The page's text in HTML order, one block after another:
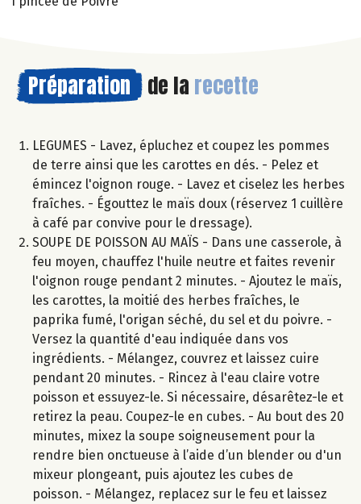
Préparation de la recette
LEGUMES - Lavez, épluchez et coupez les pommes
de terre ainsi que les carottes en dés. - Pelez et
émincez l'oignon rouge. - Lavez et ciselez les herbes
fraîches. - Égouttez le maïs doux (réservez 1 cuillère
à café par convive pour le dressage).
SOUPE DE POISSON AU MAÏS - Dans une casserole, à
feu moyen, chauffez l'huile neutre et faites revenir
l'oignon rouge pendant 2 minutes. - Ajoutez le maïs,
les carottes, la moitié des herbes fraîches, le
paprika fumé, l'origan séché, du sel et du poivre. -
Versez la quantité d'eau indiquée dans vos
ingrédients. - Mélangez, couvrez et laissez cuire
pendant 20 minutes. - Rincez à l'eau claire votre
poisson et essuyez-le. Si nécessaire, désarêtez-le et
retirez la peau. Coupez-le en cubes. - Au bout des 20
minutes, mixez la soupe soigneusement pour la
rendre bien onctueuse à l’aide d’un blender ou d'un
mixeur plongeant, puis ajoutez les cubes de
poisson. - Mélangez, replacez sur le feu et laissez